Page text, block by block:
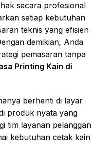
secara profesional
setiap kebutuhan
teknis yang efisien
demikian, Anda
pemasaran tanpa
Printing Kain di
berhenti di layar
produk nyata yang
tim layanan pelanggan
kebutuhan cetak kain